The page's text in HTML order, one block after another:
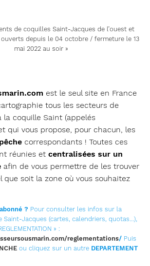
de coquilles Saint-Jacques de l’ouest et
depuis le 04 octobre / fermeture le 13
mai 2022 au soir »
est le seul site en France
tous les secteurs de
la coquille Saint (appelés
qui vous propose, pour chacun, les
correspondants ! Toutes ces
réunies et centralisées sur un
afin de vous permettre de les trouver
que soit la zone où vous souhaitez
? Pour consulter les infos sur la
Saint-Jacques (cartes, calendriers, quotas…),
» :
reglementations/ Puis
ou cliquez sur un autre DEPARTEMENT